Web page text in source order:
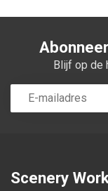
Blijf op de
Scenery